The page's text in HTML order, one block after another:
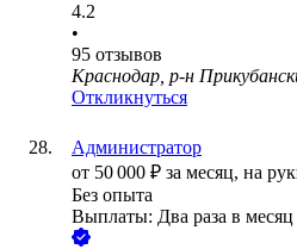
4.2
•
95 отзывов
Краснодар, р-н
Откликнуться
Администратор
от 50 000 ₽ за месяц, на
Без опыта
Выплаты: Два раза в месяц